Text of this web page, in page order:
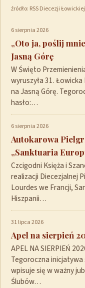
źródło: RSS Diecezji Łowickiej
6 sierpnia 2026
„Oto ja, poślij
Jasną Górę
W Święto
wyruszyła 31.
na Jasną Górę.
hasło:…
6 sierpnia 2026
Autokarowa
„Sanktuaria
Czcigodni Księża i
realizacji Diecezjalnej
Lourdes we Francji,
Hiszpanii…
31 lipca 2026
Apel na sierpień
APEL NA SIERPIEŃ
Tegoroczna inicjatywa
wpisuje się w ważny
Ślubów…